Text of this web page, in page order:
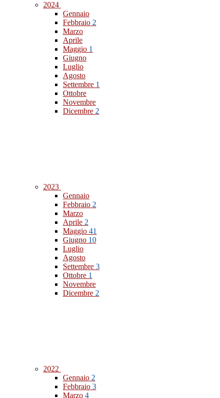
2024
Gennaio
Febbraio 2
Marzo
Aprile
Maggio 1
Giugno
Luglio
Agosto
Settembre 1
Ottobre
Novembre
Dicembre 2
2023
Gennaio
Febbraio 2
Marzo
Aprile 2
Maggio 41
Giugno 10
Luglio
Agosto
Settembre 3
Ottobre 1
Novembre
Dicembre 2
2022
Gennaio 2
Febbraio 3
Marzo 4